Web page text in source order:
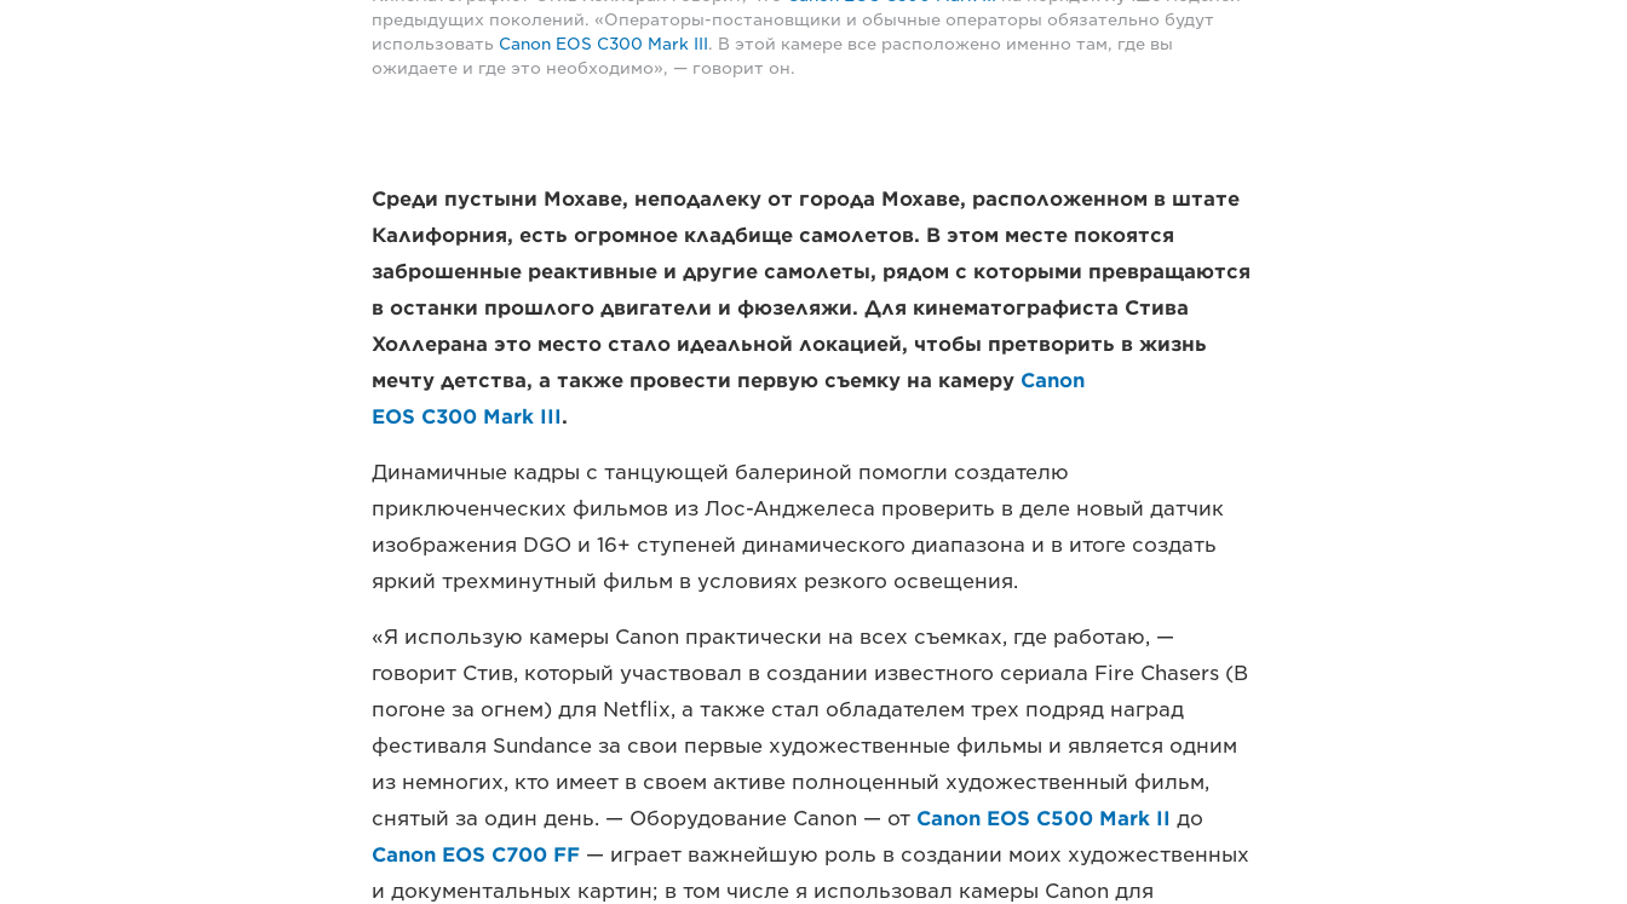
предыдущих поколений. «Операторы-постановщики и обычные операторы обязательно будут
использовать Canon EOS C300 Mark III . В этой камере все расположено именно там, где вы
ожидаете и где это необходимо», — говорит он.
Среди пустыни Мохаве, неподалеку от города Мохаве, расположенном в штате
Калифорния, есть огромное кладбище самолетов. В этом месте покоятся
заброшенные реактивные и другие самолеты, рядом с которыми превращаются
в останки прошлого двигатели и фюзеляжи. Для кинематографиста Стива
Холлерана это место стало идеальной локацией, чтобы претворить в жизнь
мечту детства, а также провести первую съемку на камеру Canon
EOS C300 Mark III.
Динамичные кадры с танцующей балериной помогли создателю
приключенческих фильмов из Лос-Анджелеса проверить в деле новый датчик
изображения DGO и 16+ ступеней динамического диапазона и в итоге создать
яркий трехминутный фильм в условиях резкого освещения.
«Я использую камеры Canon практически на всех съемках, где работаю, —
говорит Стив, который участвовал в создании известного сериала Fire Chasers (В
погоне за огнем) для Netflix, а также стал обладателем трех подряд наград
фестиваля Sundance за свои первые художественные фильмы и является одним
из немногих, кто имеет в своем активе полноценный художественный фильм,
снятый за один день. — Оборудование Canon — от Canon EOS C500 Mark II до
Canon EOS C700 FF — играет важнейшую роль в создании моих художественных
и документальных картин; в том числе я использовал камеры Canon для